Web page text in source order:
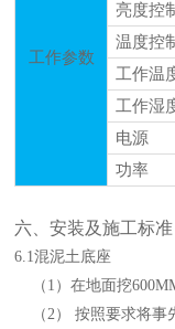
工作参数
亮度控
温度控
工作温
工作湿
电源
功率
六 、安装及施工标准
6.1混泥土底座
（ 1）在地面挖
（2） 按照要求将事